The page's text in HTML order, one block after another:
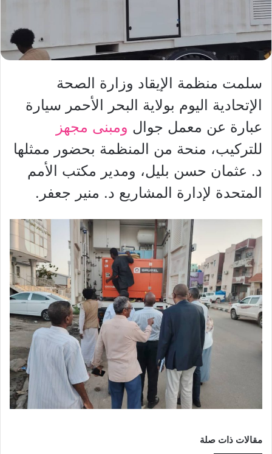
سلمت منظمة الإيقاد وزارة الصحة
الإتحادية اليوم بولاية البحر الأحمر سيارة
عبارة عن معمل جوال ومبنى مجهز
للتركيب، منحة من المنظمة بحضور ممثلها
د. عثمان حسن بليل، ومدير مكتب الأمم
المتحدة لإدارة المشاريع د. منير جعفر.
مقالات ذات صلة